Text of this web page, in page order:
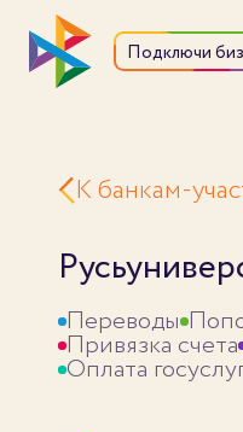
Подключи
К банкам-
Переводы
Привязка счета
Оплата